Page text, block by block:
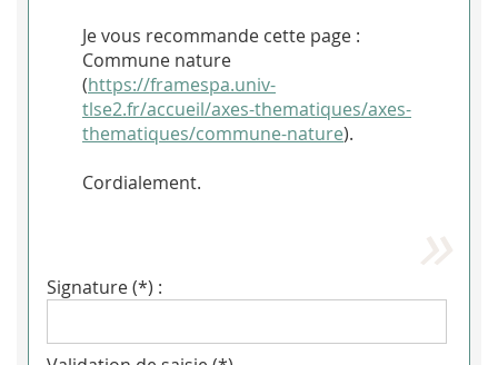
Je vous recommande cette page :
Commune nature
(https://framespa.univ-
tlse2.fr/accueil/axes-thematiques/axes-
thematiques/commune-nature).
Cordialement.
Signature (*) :